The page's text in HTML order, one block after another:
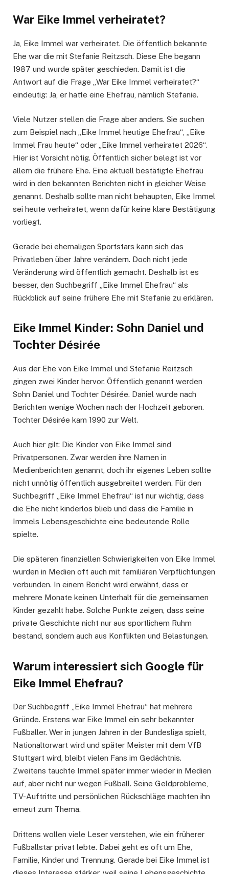
War Eike Immel verheiratet?
Ja, Eike Immel war verheiratet. Die öffentlich bekannte
Ehe war die mit Stefanie Reitzsch. Diese Ehe begann
1987 und wurde später geschieden. Damit ist die
Antwort auf die Frage „War Eike Immel verheiratet?“
eindeutig: Ja, er hatte eine Ehefrau, nämlich Stefanie.
Viele Nutzer stellen die Frage aber anders. Sie suchen
zum Beispiel nach „Eike Immel heutige Ehefrau“, „Eike
Immel Frau heute“ oder „Eike Immel verheiratet 2026“.
Hier ist Vorsicht nötig. Öffentlich sicher belegt ist vor
allem die frühere Ehe. Eine aktuell bestätigte Ehefrau
wird in den bekannten Berichten nicht in gleicher Weise
genannt. Deshalb sollte man nicht behaupten, Eike Immel
sei heute verheiratet, wenn dafür keine klare Bestätigung
vorliegt.
Gerade bei ehemaligen Sportstars kann sich das
Privatleben über Jahre verändern. Doch nicht jede
Veränderung wird öffentlich gemacht. Deshalb ist es
besser, den Suchbegriff „Eike Immel Ehefrau“ als
Rückblick auf seine frühere Ehe mit Stefanie zu erklären.
Eike Immel Kinder: Sohn Daniel und
Tochter Désirée
Aus der Ehe von Eike Immel und Stefanie Reitzsch
gingen zwei Kinder hervor. Öffentlich genannt werden
Sohn Daniel und Tochter Désirée. Daniel wurde nach
Berichten wenige Wochen nach der Hochzeit geboren.
Tochter Désirée kam 1990 zur Welt.
Auch hier gilt: Die Kinder von Eike Immel sind
Privatpersonen. Zwar werden ihre Namen in
Medienberichten genannt, doch ihr eigenes Leben sollte
nicht unnötig öffentlich ausgebreitet werden. Für den
Suchbegriff „Eike Immel Ehefrau“ ist nur wichtig, dass
die Ehe nicht kinderlos blieb und dass die Familie in
Immels Lebensgeschichte eine bedeutende Rolle
spielte.
Die späteren finanziellen Schwierigkeiten von Eike Immel
wurden in Medien oft auch mit familiären Verpflichtungen
verbunden. In einem Bericht wird erwähnt, dass er
mehrere Monate keinen Unterhalt für die gemeinsamen
Kinder gezahlt habe. Solche Punkte zeigen, dass seine
private Geschichte nicht nur aus sportlichem Ruhm
bestand, sondern auch aus Konflikten und Belastungen.
Warum interessiert sich Google für
Eike Immel Ehefrau?
Der Suchbegriff „Eike Immel Ehefrau“ hat mehrere
Gründe. Erstens war Eike Immel ein sehr bekannter
Fußballer. Wer in jungen Jahren in der Bundesliga spielt,
Nationaltorwart wird und später Meister mit dem VfB
Stuttgart wird, bleibt vielen Fans im Gedächtnis.
Zweitens tauchte Immel später immer wieder in Medien
auf, aber nicht nur wegen Fußball. Seine Geldprobleme,
TV-Auftritte und persönlichen Rückschläge machten ihn
erneut zum Thema.
Drittens wollen viele Leser verstehen, wie ein früherer
Fußballstar privat lebte. Dabei geht es oft um Ehe,
Familie, Kinder und Trennung. Gerade bei Eike Immel ist